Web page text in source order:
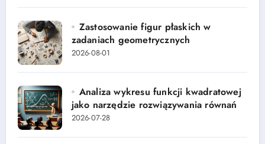
Zastosowanie figur płaskich w
zadaniach geometrycznych
2026-08-01
Analiza wykresu funkcji kwadratowej
jako narzędzie rozwiązywania równań
2026-07-28